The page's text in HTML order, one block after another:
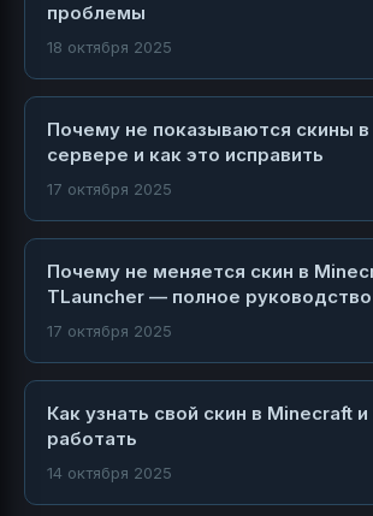
проблемы
18 октября 2025
Почему не показываются скины в
сервере и как это исправить
17 октября 2025
Почему не меняется скин в
TLauncher — полное руководство
17 октября 2025
Как узнать свой скин в Minecraft
работать
14 октября 2025